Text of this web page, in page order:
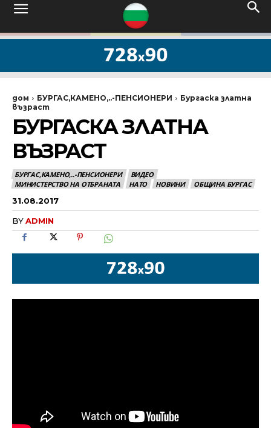
дом БУРГАС,КАМЕНО,..-ПЕНСИОНЕРИ
Бургаска златна
възраст
БУРГАСКА ЗЛАТНА
ВЪЗРАСТ
БУРГАС,КАМЕНО,..-ПЕНСИОНЕРИ
ВИДЕО
МИНИСТЕРСТВО НА ОТБРАНАТА
НАТО НОВИНИ ОБЩИНА БУРГАС
31.08.2017
BYADMIN